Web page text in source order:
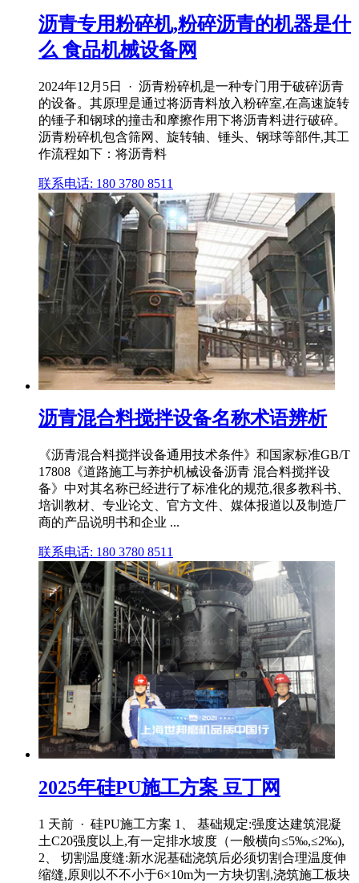
沥青专用粉碎机,粉碎沥青的机器是什
么 食品机械设备网
2024年12月5日 · 沥青粉碎机是一种专门用于破碎沥青
的设备。其原理是通过将沥青料放入粉碎室,在高速旋转
的锤子和钢球的撞击和摩擦作用下将沥青料进行破碎。
沥青粉碎机包含筛网、旋转轴、锤头、钢球等部件,其工
作流程如下：将沥青料
联系电话: 180 3780 8511
沥青混合料搅拌设备名称术语辨析
《沥青混合料搅拌设备通用技术条件》和国家标准GB/T
17808《道路施工与养护机械设备沥青 混合料搅拌设
备》中对其名称已经进行了标准化的规范,很多教科书、
培训教材、专业论文、官方文件、媒体报道以及制造厂
商的产品说明书和企业 ...
联系电话: 180 3780 8511
2025年硅PU施工方案 豆丁网
1 天前 · 硅PU施工方案 1、 基础规定:强度达建筑混凝
土C20强度以上,有一定排水坡度（一般横向≤5‰,≤2‰),
2、 切割温度缝:新水泥基础浇筑后必须切割合理温度伸
缩缝,原则以不不小于6×10m为一方块切割,浇筑施工板块